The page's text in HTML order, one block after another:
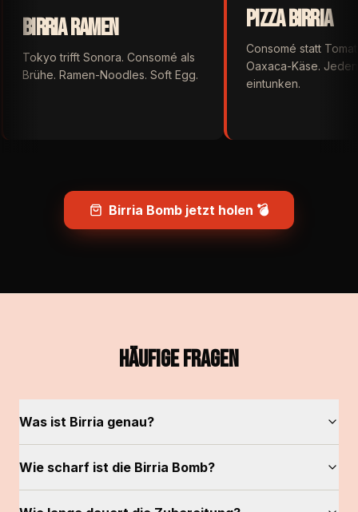
Birria Ramen
Tokyo trifft Sonora. Consomé als
Brühe. Ramen-Noodles. Soft Egg.
Pizza Birria
Consomé statt
Oaxaca-Käse.
eintunken.
Birria Bomb jetzt holen 💣
Häufige Fragen
Was ist Birria genau?
Wie scharf ist die Birria Bomb?